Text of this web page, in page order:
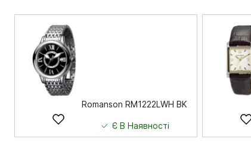
Romanson RM1222LWH BK
Є В Наявності